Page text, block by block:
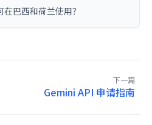
巴西和荷兰使用？
下一篇
Gemini API 申请指南